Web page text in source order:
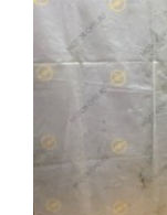
o
c
s
2